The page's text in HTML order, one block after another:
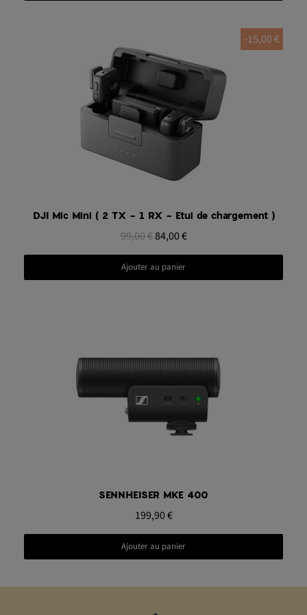
Aperçu rapide
-15,00 €
DJI Mic Mini ( 2 TX - 1 RX - Etui de chargement )
99,00 €84,00 €
Ajouter au panier
Aperçu rapide
SENNHEISER MKE 400
199,90 €
Ajouter au panier